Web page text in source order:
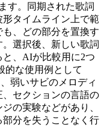
す。同期された歌詞
タイムライン上で範
、どの部分を置換す
選択後、新しい歌詞
、AIが比較用に2つ
的な使用例として
弱いサビのメロディ
セクションの言語の
の実験などがあり、
分を失うことなく行